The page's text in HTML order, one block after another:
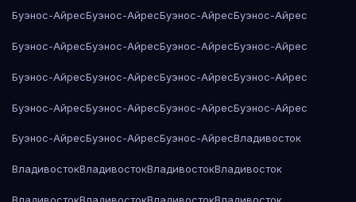
Буэнос-АйресБуэнос-АйресБуэнос-АйресБуэнос-Айрес
Буэнос-АйресБуэнос-АйресБуэнос-АйресБуэнос-Айрес
Буэнос-АйресБуэнос-АйресБуэнос-АйресБуэнос-Айрес
Буэнос-АйресБуэнос-АйресБуэнос-АйресБуэнос-Айрес
Буэнос-АйресБуэнос-АйресБуэнос-АйресВладивосток
ВладивостокВладивостокВладивостокВладивосток